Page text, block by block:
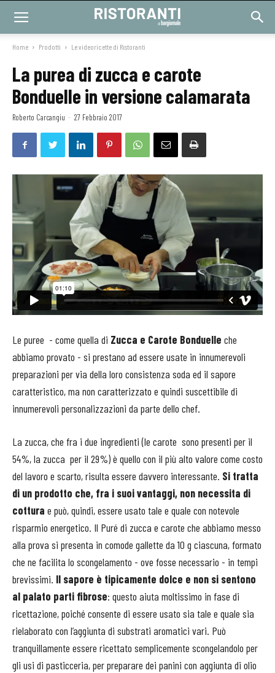
Home Prodotti Le videoricette di Ristoranti
La purea di zucca e carote
Bonduelle in versione calamarata
Roberto Carcangiu - 27 Febbraio 2017
Le puree - come quella di Zucca e Carote Bonduelle che
abbiamo provato - si prestano ad essere usate in innumerevoli
preparazioni per via della loro consistenza soda ed il sapore
caratteristico, ma non caratterizzato e quindi suscettibile di
innumerevoli personalizzazioni da parte dello chef.
La zucca, che fra i due ingredienti (le carote sono presenti per il
54%, la zucca per il 29%) è quello con il più alto valore come costo
del lavoro e scarto, risulta essere davvero interessante. Si tratta
di un prodotto che, fra i suoi vantaggi, non necessita di
cottura e può, quindi, essere usato tale e quale con notevole
risparmio energetico. Il Puré di zucca e carote che abbiamo messo
alla prova si presenta in comode gallette da 10 g ciascuna, formato
che ne facilita lo scongelamento - ove fosse necessario - in tempi
brevissimi. Il sapore è tipicamente dolce e non si sentono
al palato parti fibrose: questo aiuta moltissimo in fase di
ricettazione, poiché consente di essere usato sia tale e quale sia
rielaborato con l’aggiunta di substrati aromatici vari. Può
tranquillamente essere ricettato semplicemente scongelandolo per
gli usi di pasticceria, per preparare dei panini con aggiunta di olio